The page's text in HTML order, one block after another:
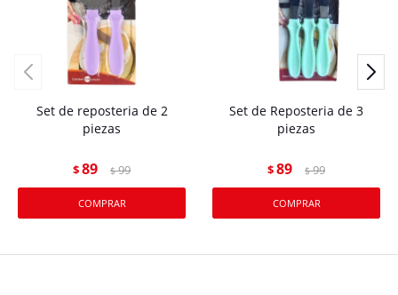
Set de reposteria de 2
piezas
$89 $ 99
Set de Reposteria de 3
piezas
$89 $ 99